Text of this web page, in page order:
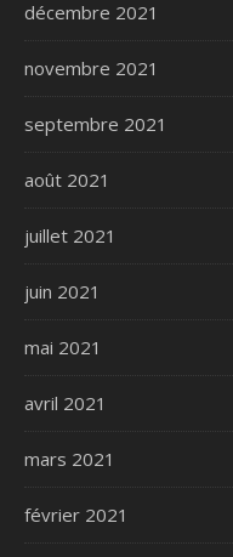
décembre 2021
novembre 2021
septembre 2021
août 2021
juillet 2021
juin 2021
mai 2021
avril 2021
mars 2021
février 2021